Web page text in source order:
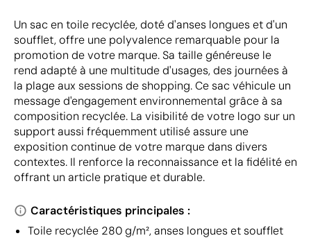
Un sac en toile recyclée, doté d'anses longues et d'un
soufflet, offre une polyvalence remarquable pour la
promotion de votre marque. Sa taille généreuse le
rend adapté à une multitude d'usages, des journées à
la plage aux sessions de shopping. Ce sac véhicule un
message d'engagement environnemental grâce à sa
composition recyclée. La visibilité de votre logo sur un
support aussi fréquemment utilisé assure une
exposition continue de votre marque dans divers
contextes. Il renforce la reconnaissance et la fidélité en
offrant un article pratique et durable.
Caractéristiques principales :
Toile recyclée 280 g/m², anses longues et soufflet